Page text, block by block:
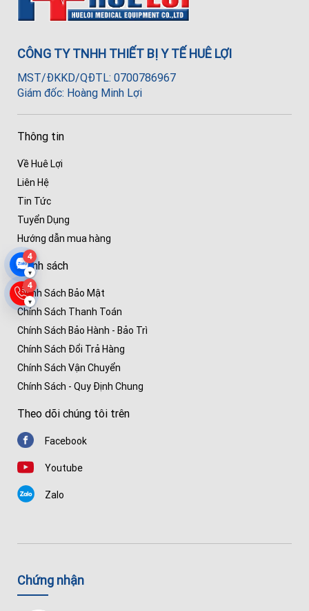
4
▾
4
▾
CÔNG TY TNHH THIẾT BỊ Y TẾ HUÊ LỢI
MST/ĐKKD/QĐTL: 0700786967
Giám đốc: Hoàng Minh Lợi
Thông tin
Về Huê Lợi
Liên Hệ
Tin Tức
Tuyển Dụng
Hướng dẫn mua hàng
Chính sách
Chính Sách Bảo Mật
Chính Sách Thanh Toán
Chính Sách Bảo Hành - Bảo Trì
Chính Sách Đổi Trả Hàng
Chính Sách Vận Chuyển
Chính Sách - Quy Định Chung
Theo dõi chúng tôi trên
Facebook
Youtube
Zalo
Chứng nhận